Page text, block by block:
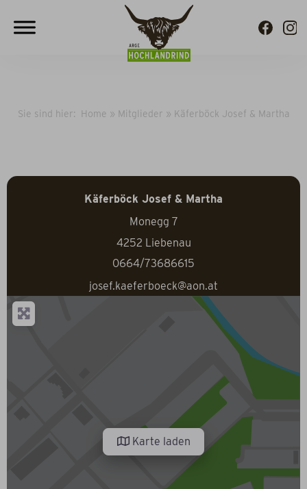
Sie sind hier: Home » Mitglieder » Käferböck Josef & Martha
Käferböck Josef & Martha
Monegg 7
4252 Liebenau
0664/73686615
josef.kaeferboeck@aon.at
Karte laden